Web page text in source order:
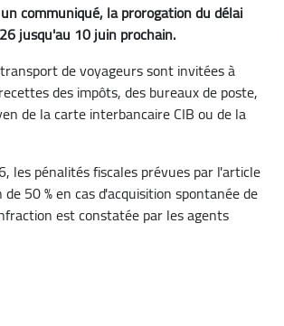
communiqué, la prorogation du délai
jusqu'au 10 juin prochain.
de voyageurs sont invitées à
des impôts, des bureaux de poste,
de la carte interbancaire CIB ou de la
les pénalités fiscales prévues par l'article
50 % en cas d'acquisition spontanée de
est constatée par les agents